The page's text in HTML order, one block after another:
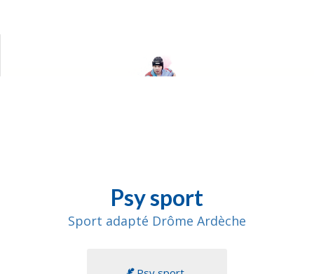
Psy sport
Sport adapté Drôme Ardèche